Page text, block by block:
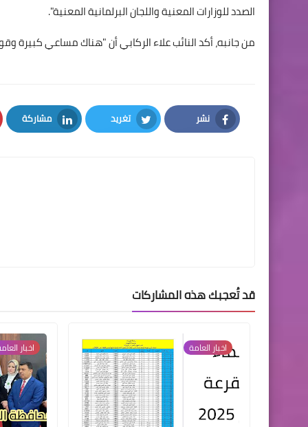
الصدد للوزارات المعنية واللجان البرلمانية المعنية".
من جانبه، أكد النائب علاء الركابي أن "هناك مساعي كبيرة
نشر
Facebook
تغريد
Twitter
مشاركة
LinkedIn
قد تُعجبك هذه المشاركات
اخبار العامة اخبار